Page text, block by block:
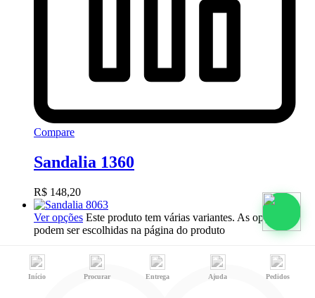
Compare
Sandalia 1360
R$ 148,20
Ver opções Este produto tem várias variantes. As opções
podem ser escolhidas na página do produto
Início Procurar Entrega Ajuda Pedidos